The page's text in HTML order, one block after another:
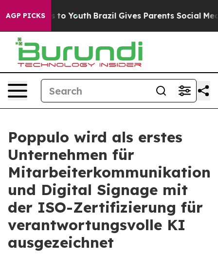
AGP PICKS
Harms to Youth Brazil Gives Parents Social Media
Poppulo wird als erstes
Unternehmen für
Mitarbeiterkommunikation
und Digital Signage mit
der ISO-Zertifizierung für
verantwortungsvolle KI
ausgezeichnet